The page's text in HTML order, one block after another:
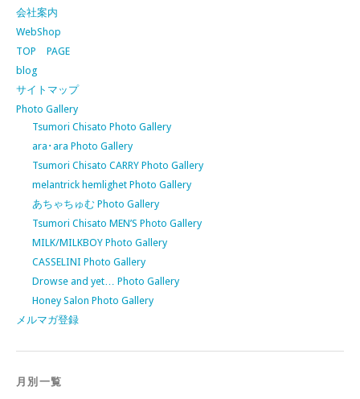
会社案内
WebShop
TOP PAGE
blog
サイトマップ
Photo Gallery
Tsumori Chisato Photo Gallery
ara･ara Photo Gallery
Tsumori Chisato CARRY Photo Gallery
melantrick hemlighet Photo Gallery
あちゃちゅむ Photo Gallery
Tsumori Chisato MEN’S Photo Gallery
MILK/MILKBOY Photo Gallery
CASSELINI Photo Gallery
Drowse and yet… Photo Gallery
Honey Salon Photo Gallery
メルマガ登録
月別一覧